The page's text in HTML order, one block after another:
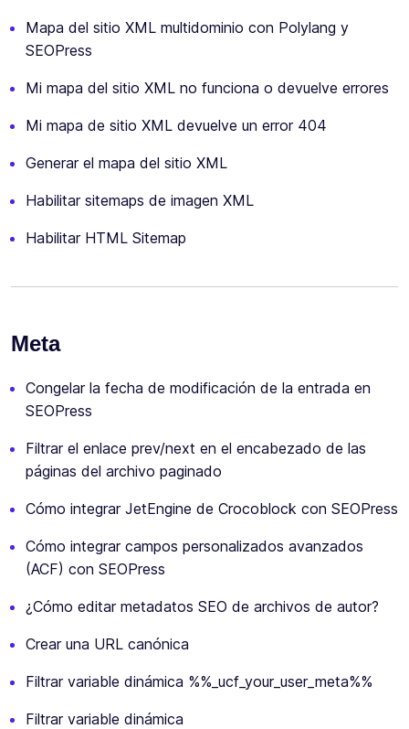
Mapa del sitio XML multidominio con Polylang y
SEOPress
Mi mapa del sitio XML no funciona o devuelve errores
Mi mapa de sitio XML devuelve un error 404
Generar el mapa del sitio XML
Habilitar sitemaps de imagen XML
Habilitar HTML Sitemap
Meta
Congelar la fecha de modificación de la entrada en
SEOPress
Filtrar el enlace prev/next en el encabezado de las
páginas del archivo paginado
Cómo integrar JetEngine de Crocoblock con SEOPress
Cómo integrar campos personalizados avanzados
(ACF) con SEOPress
¿Cómo editar metadatos SEO de archivos de autor?
Crear una URL canónica
Filtrar variable dinámica %%_ucf_your_user_meta%%
Filtrar variable dinámica